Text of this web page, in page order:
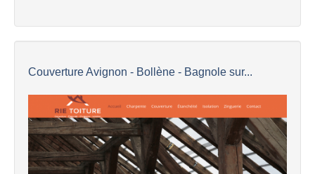
Couverture Avignon - Bollène - Bagnole sur...